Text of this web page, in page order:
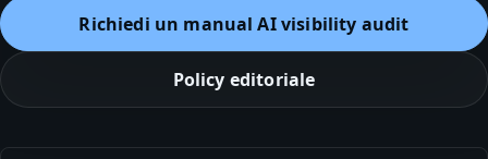
Richiedi un manual AI visibility audit
Policy editoriale